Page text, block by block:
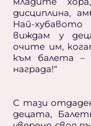
дисциплина,
Най-
виждам у
очите им,
към балета –
награда!“
С тази
децата,